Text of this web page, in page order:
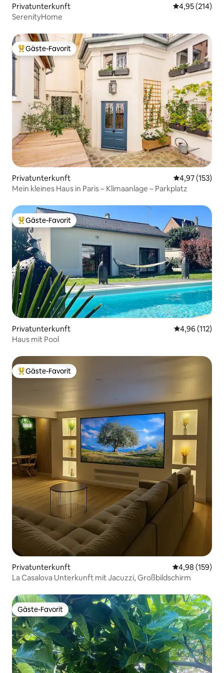
Privatunterkunft
4,95 (214)
SerenityHome
Beliebter Gäste-Favorit.
Gäste-Favorit
Privatunterkunft
4,97 (153)
Mein kleines Haus in Paris – Klimaanlage – Parkplatz
Beliebter Gäste-Favorit.
Gäste-Favorit
Privatunterkunft
4,96 (112)
Haus mit Pool
Beliebter Gäste-Favorit.
Gäste-Favorit
Privatunterkunft
4,98 (159)
La Casalova Unterkunft mit Jacuzzi, Großbildschirm
Gäste-Favorit
Gäste-Favorit